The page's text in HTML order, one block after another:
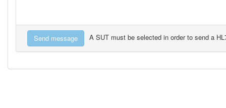
A SUT must be selected in order to send a